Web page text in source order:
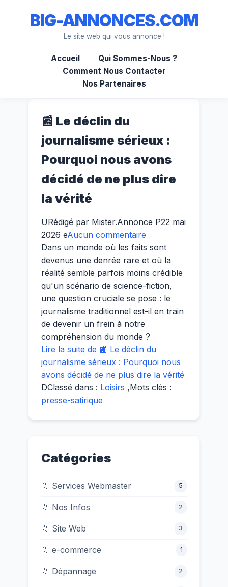
BIG-ANNONCES.COM
Le site web qui vous annonce !
Accueil
Qui Sommes-Nous ?
Comment Nous Contacter
Nos Partenaires
📰 Le déclin du
journalisme sérieux :
Pourquoi nous avons
décidé de ne plus dire
la vérité
URédigé par Mister.Annonce P22 mai
2026 eAucun commentaire
Dans un monde où les faits sont
devenus une denrée rare et où la
réalité semble parfois moins crédible
qu'un scénario de science-fiction,
une question cruciale se pose : le
journalisme traditionnel est-il en train
de devenir un frein à notre
compréhension du monde ?
Lire la suite de 📰 Le déclin du
journalisme sérieux : Pourquoi nous
avons décidé de ne plus dire la vérité
DClassé dans : Loisirs ,Mots clés :
presse-satirique
Catégories
📁 Services Webmaster 5
📁 Nos Infos 2
📁 Site Web 3
📁 e-commerce 1
📁 Dépannage 2